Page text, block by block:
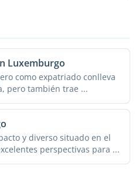
Luxemburgo
como expatriado conlleva
pero también trae ...
y diverso situado en el
perspectivas para ...